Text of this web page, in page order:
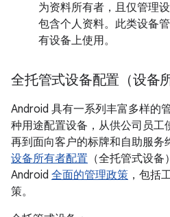
为资料所有者 ，且仅管理
包含个人资料。此类设备
有设备上使用。
全托管式设备配置（设备
Android 具有一系列丰富多样的
种用途配置设备，从供公司员工
再到面向客户的标牌和自助服务
设备所有者配置 （全托管式设
Android 全面的管理政策 ，包括
策。